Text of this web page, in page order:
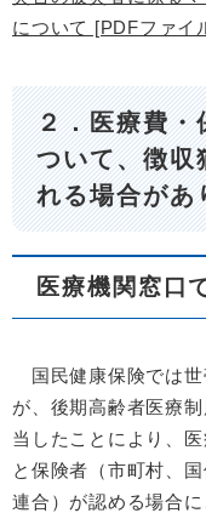
について [PDFファイ
２．医療費・
ついて、徴収
れる場合があ
医療機関窓口
国民健康保険では世
が、後期高齢者医療
当したことにより、
と保険者（市町村、
連合）が認める場合